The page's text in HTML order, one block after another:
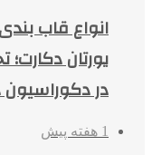
انواع قاب
یورتان
در
1 هفته پیش